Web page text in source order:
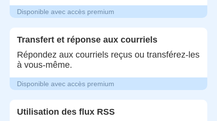
Disponible avec accès premium
Transfert et réponse aux courriels
Répondez aux courriels reçus ou transférez-les
à vous-même.
Disponible avec accès premium
Utilisation des flux RSS